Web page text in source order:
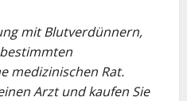
mit Blutverdünnern,
medizinischen Rat.
Arzt und kaufen Sie